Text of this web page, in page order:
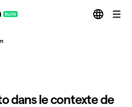
dans le contexte de